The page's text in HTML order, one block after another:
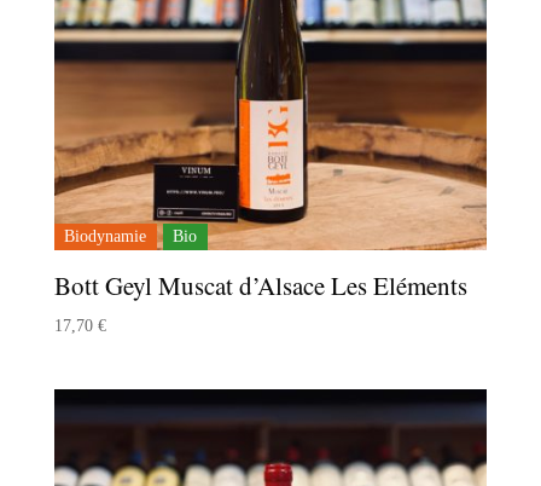
Biodynamie Bio
Bott Geyl Muscat d’Alsace Les Eléments
17,70 €